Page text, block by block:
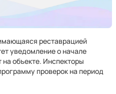
реставрацией
уведомление о начале
объекте. Инспекторы
проверок на период